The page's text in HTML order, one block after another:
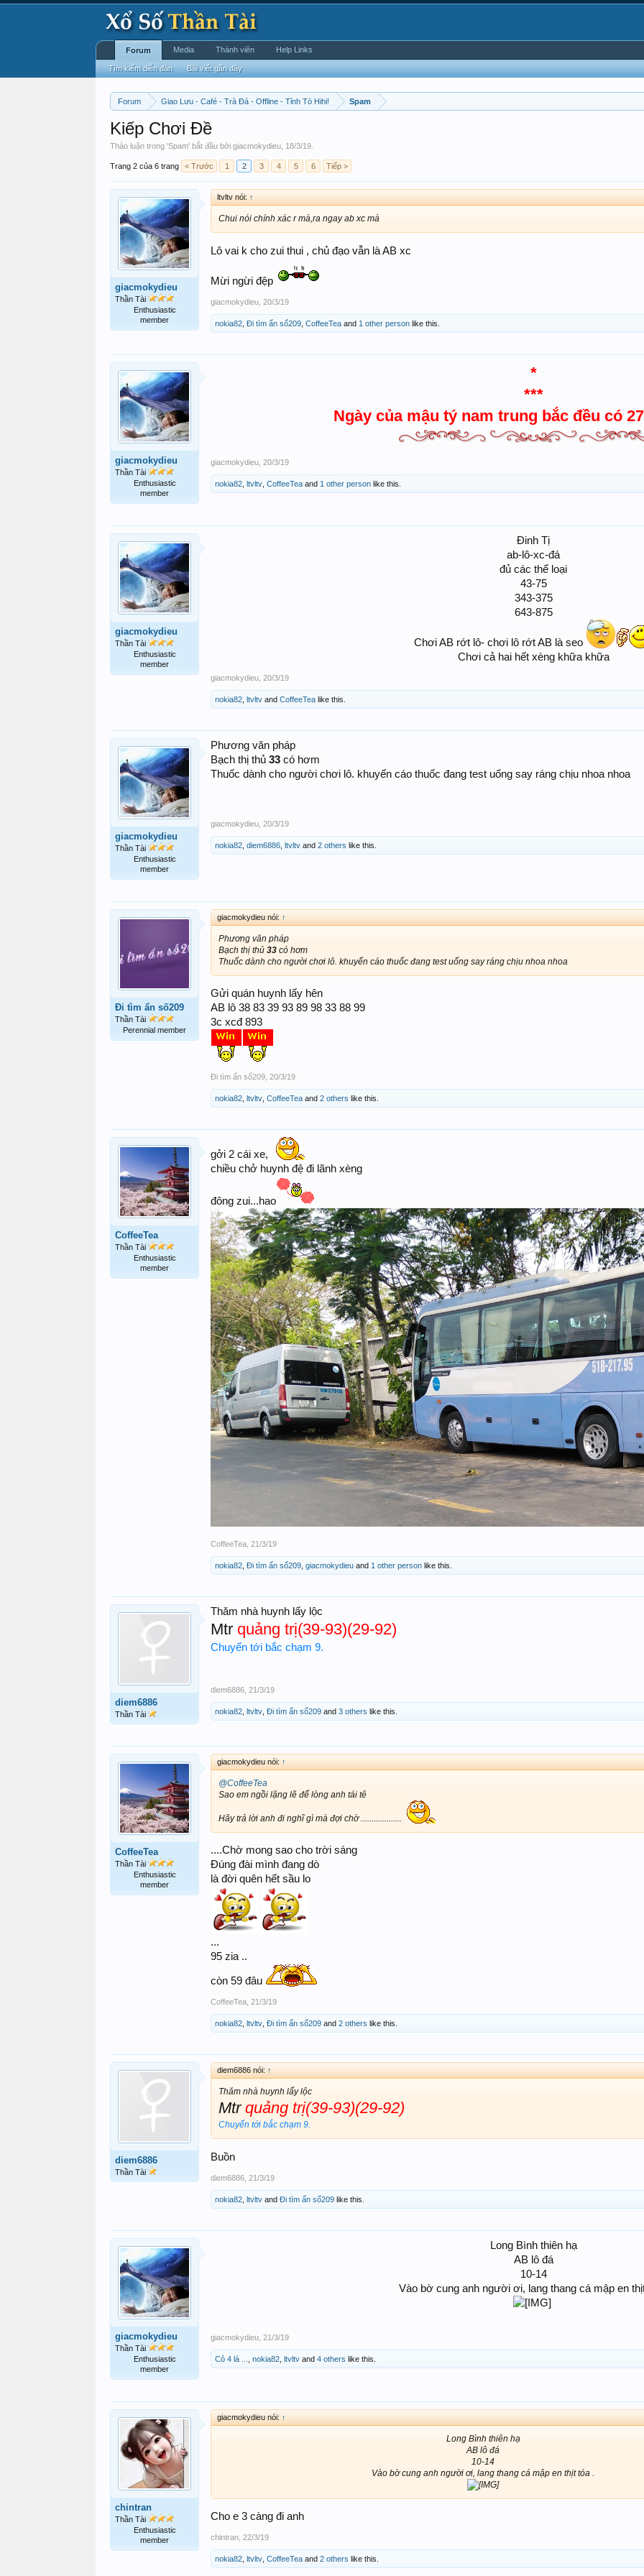
Forum Giao Lưu - Café - Trà Đá - Offline - Tỉnh Tò Hihi! Spam
Kiếp Chơi Đề
Thảo luận trong 'Spam' bắt đầu bởi giacmokydieu 18/3/19
Trang 2 của 6 trang < Trước 1 2 3 4 5 6 Tiếp >
giacmokydieu
Thần Tài
Enthusiastic
member
ltvltv nói: ↑
Chui nói chính xác r mà,ra ngay ab xc mà
Lô vai k cho zui thui , chủ đạo vẫn là AB xc
Mừi ngừi đệp
giacmokydieu 20/3/19
nokia82 Đi tìm ẩn số209 CoffeeTea and 1 other person like this.
giacmokydieu
Thần Tài
Enthusiastic
member
*
***
Ngày của mậu tý nam trung bắc đều có
giacmokydieu 20/3/19
nokia82 ltvltv CoffeeTea and 1 other person like this.
giacmokydieu
Thần Tài
Enthusiastic
member
Đinh Tị
ab-lô-xc-đá
đủ các thể loại
43-75
343-375
643-875
Chơi AB rớt lô- chơi lô rớt AB là seo
Chơi cả hai hết xèng khữa khữa​
giacmokydieu 20/3/19
nokia82 ltvltv and CoffeeTea like this.
giacmokydieu
Thần Tài
Enthusiastic
member
Phương văn pháp
Bạch thị thủ 33 có hơm
Thuốc dành cho người chơi lô. khuyến cáo thuốc đang test uống say ráng chịu nhoa nhoa
giacmokydieu 20/3/19
nokia82 diem6886 ltvltv and 2 others like this.
Đi tìm ẩn số209
Thần Tài
Perennial member
giacmokydieu nói: ↑
Phương văn pháp
Bạch thị thủ 33 có hơm
Thuốc dành cho người chơi lô. khuyến cáo thuốc đang test uống say ráng chịu nhoa nhoa
Gửi quán huynh lấy hên
AB lô 38 83 39 93 89 98 33 88 99
3c xcđ 893
Đi tìm ẩn số209 20/3/19
nokia82 ltvltv CoffeeTea and 2 others like this.
CoffeeTea
Thần Tài
Enthusiastic
member
gởi 2 cái xe,
chiều chở huynh đệ đi lãnh xèng
đông zui...hao
CoffeeTea 21/3/19
nokia82 Đi tìm ẩn số209 giacmokydieu and 1 other person like this.
diem6886
Thần Tài
Thăm nhà huynh lấy lộc
Mtr quảng trị(39-93)(29-92)
Chuyển tới bắc chạm 9.
diem6886 21/3/19
nokia82 ltvltv Đi tìm ẩn số209 and 3 others like this.
CoffeeTea
Thần Tài
Enthusiastic
member
giacmokydieu nói: ↑
@CoffeeTea
Sao em ngồi lặng lẽ để lòng anh tái tê
Hãy trả lời anh đi nghĩ gì mà đợi chờ ...................
....Chờ mong sao cho trời sáng
Đúng đài mình đang dò
là đời quên hết sầu lo
...
95 zia ..
còn 59 đâu
CoffeeTea 21/3/19
nokia82 ltvltv Đi tìm ẩn số209 and 2 others like this.
diem6886
Thần Tài
diem6886 nói: ↑
Thăm nhà huynh lấy lộc
Mtr quảng trị(39-93)(29-92)
Chuyển tới bắc chạm 9.
Buồn
diem6886 21/3/19
nokia82 ltvltv and Đi tìm ẩn số209 like this.
giacmokydieu
Thần Tài
Enthusiastic
member
Long Bình thiên hạ
AB lô đá
10-14
Vào bờ cung anh người ơi, lang thang cá mập en
giacmokydieu 21/3/19
Cỏ 4 lá ... nokia82 ltvltv and 4 others like this.
chintran
Thần Tài
Enthusiastic
member
giacmokydieu nói: ↑
Long Bình thiên hạ
AB lô đá
10-14
Vào bờ cung anh người ơi, lang thang cá mập en thịt tóa .
Cho e 3 càng đi anh
chintran, 22/3/19
nokia82, ltvltv, CoffeeTea and 2 others like this.
Forum
Tìm kiếm diễn đàn Bài viết gần đây
Media Thành viên Help Links